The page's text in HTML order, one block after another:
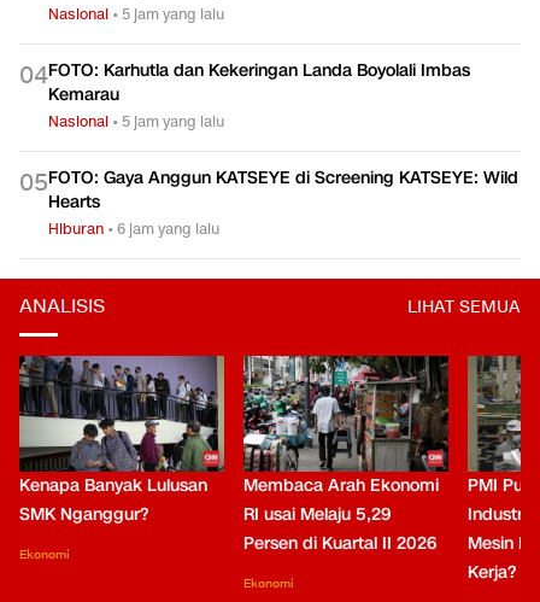
Nasional • 5 jam yang lalu
04FOTO: Karhutla dan Kekeringan Landa Boyolali Imbas
Kemarau
Nasional • 5 jam yang lalu
05FOTO: Gaya Anggun KATSEYE di Screening KATSEYE: Wild
Hearts
Hiburan •6 jam yang lalu
ANALISIS LIHAT SEMUA
Kenapa Banyak Lulusan
SMK Nganggur?
Ekonomi
Membaca Arah Ekonomi
RI usai Melaju 5,29
Persen di Kuartal II 2026
Ekonomi
PMI
Industri
Mesin
Kerja?